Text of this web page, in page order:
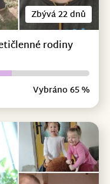
Zbývá 22 dnů
rodiny
Vybráno 65 %